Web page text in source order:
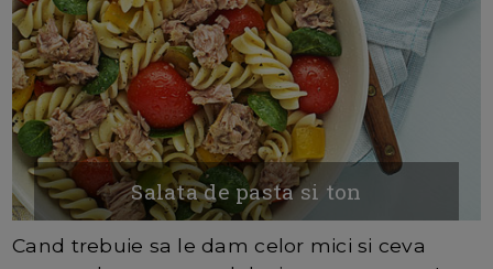
Salata de pasta si ton
Cand trebuie sa le dam celor mici si ceva